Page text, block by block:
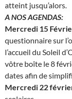
atteint jusqu’alors.
A NOS AGENDAS:
Mercredi 15
questionnaire sur
l’accueil du Soleil
vôtre boîte le 8
dates afin de
Mercredi 22